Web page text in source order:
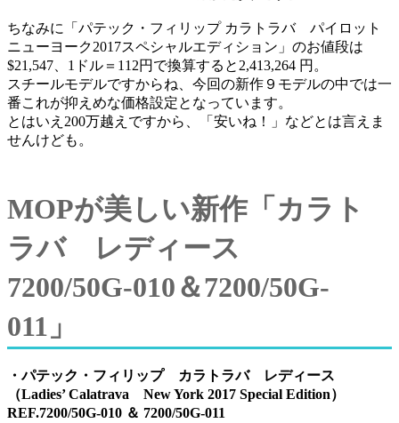
ちなみに「パテック・フィリップ カラトラバ パイロット
ニューヨーク2017スペシャルエディション」のお値段は
$21,547、1ドル＝112円で換算すると2,413,264 円。
スチールモデルですからね、今回の新作９モデルの中では一
番これが抑えめな価格設定となっています。
とはいえ200万越えですから、「安いね！」などとは言えま
せんけども。
MOPが美しい新作「カラト
ラバ レディース
7200/50G-010＆7200/50G-
011」
・パテック・フィリップ カラトラバ レディース
（Ladies’ Calatrava New York 2017 Special Edition）
REF.7200/50G-010 ＆ 7200/50G-011